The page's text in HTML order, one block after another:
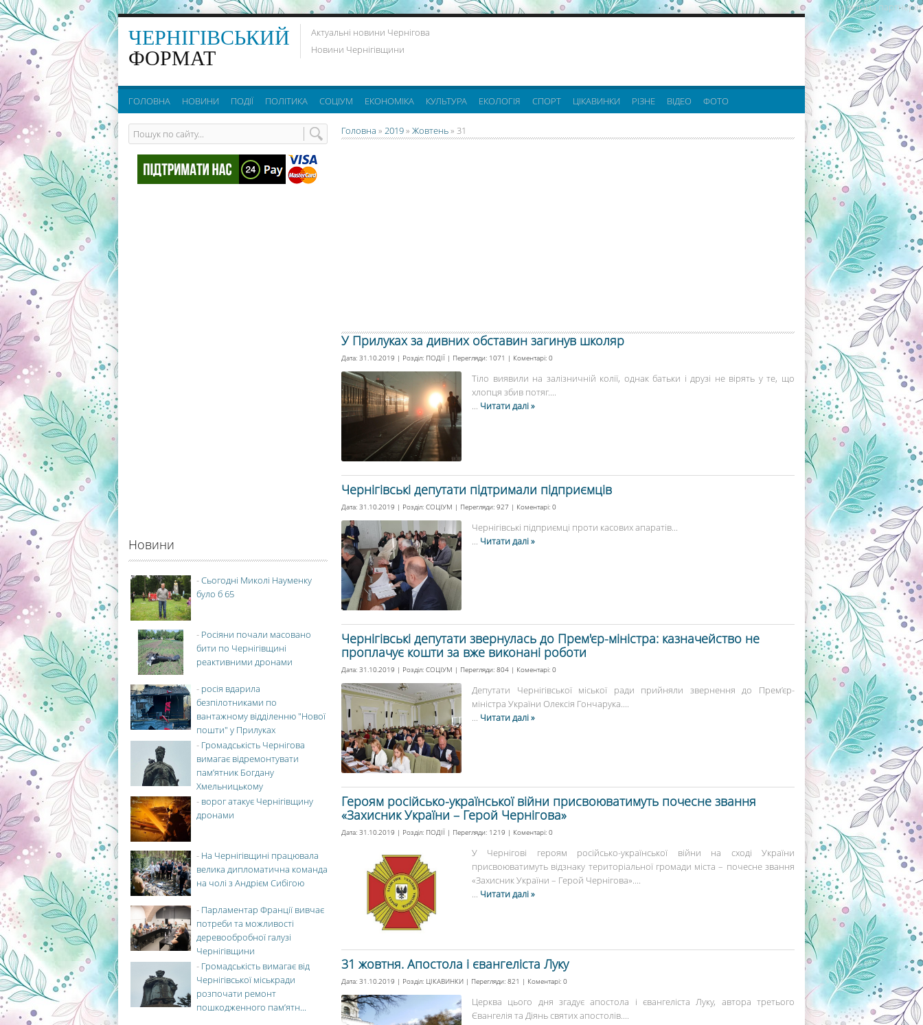
реклама партнерів:
ЧЕРНІГІВСЬКИЙ
ФОРМАТ
Актуальні новини Чернігова
Новини Чернігівщини
ГОЛОВНА НОВИНИ ПОДІЇ ПОЛІТИКА СОЦІУМ ЕКОНОМІКА КУЛЬТУРА ЕКОЛОГІЯ СПОРТ ЦІКАВИНКИ РІЗНЕ ВІДЕО ФОТО
Головна » 2019» Жовтень» 31
У Прилуках за дивних обставин загинув школяр
Дата: 31.10.2019 | Розділ: ПОДІЇ | Перегляди: 1071 | Коментарі: 0
Тіло виявили на залізничній колії, однак батьки і друзі не вірять у те, що
хлопця збив потяг....
... Читати далі »
Чернігівські депутати підтримали підприємців
Дата: 31.10.2019 | Розділ: СОЦІУМ | Перегляди: 927 | Коментарі: 0
Чернігівські підприємці проти касових апаратів...
... Читати далі »
Чернігівські депутати звернулась до Прем'єр-міністра: казначейство не
проплачує кошти за вже виконані роботи
Дата: 31.10.2019 | Розділ: СОЦІУМ | Перегляди: 804 | Коментарі: 0
Депутати Чернігівської міської ради прийняли звернення до Прем’єр-
міністра України Олексія Гончарука....
... Читати далі »
Героям російсько-української війни присвоюватимуть почесне звання
«Захисник України – Герой Чернігова»
Дата: 31.10.2019 | Розділ: ПОДІЇ | Перегляди: 1219 | Коментарі: 0
У Чернігові героям російсько-української війни на сході України
присвоюватимуть відзнаку територіальної громади міста – почесне звання
«Захисник України – Герой Чернігова»....
... Читати далі »
31 жовтня. Апостола і євангеліста Луку
Дата: 31.10.2019 | Розділ: ЦІКАВИНКИ | Перегляди: 821 | Коментарі: 0
Церква цього дня згадує апостола і євангеліста Луку, автора третього
Євангелія та Діянь святих апостолів....
Новини
-Сьогодні Миколі Науменку
було б 65
- Росіяни почали масовано
бити по Чернігівщині
реактивними дронами
- росія вдарила
безпілотниками по
вантажному відділенню "Нової
пошти" у Прилуках
- Громадськість Чернігова
вимагає відремонтувати
пам’ятник Богдану
Хмельницькому
- ворог атакує Чернігівщину
дронами
- На Чернігівщині працювала
велика дипломатична команда
на чолі з Андрієм Сибігою
- Парламентар Франції вивчає
потреби та можливості
деревообробної галузі
Чернігівщини
- Громадськість вимагає від
Чернігівської міськради
розпочати ремонт
пошкодженного пам’ятн...